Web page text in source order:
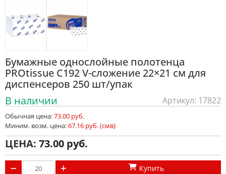
Бумажные однослойные полотенца
PROtissue С192 V-сложение 22×21 см для
диспенсеров 250 шт/упак
В наличии
Артикул: 17822
Обычная цена:73.00 руб.
Миним. возм. цена:67.16 руб. (смв)
ЦЕНА: 73.00
Купить